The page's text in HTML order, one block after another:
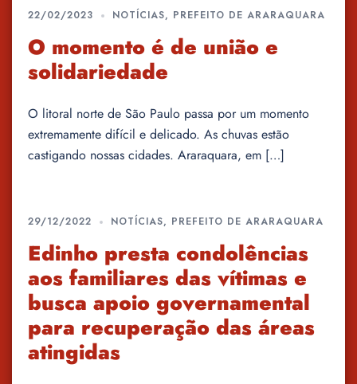
22/02/2023 NOTÍCIAS, PREFEITO DE ARARAQUARA
O momento é de união e
solidariedade
O litoral norte de São Paulo passa por um momento
extremamente difícil e delicado. As chuvas estão
castigando nossas cidades. Araraquara, em […]
29/12/2022 NOTÍCIAS, PREFEITO DE ARARAQUARA
Edinho presta condolências
aos familiares das vítimas e
busca apoio governamental
para recuperação das áreas
atingidas